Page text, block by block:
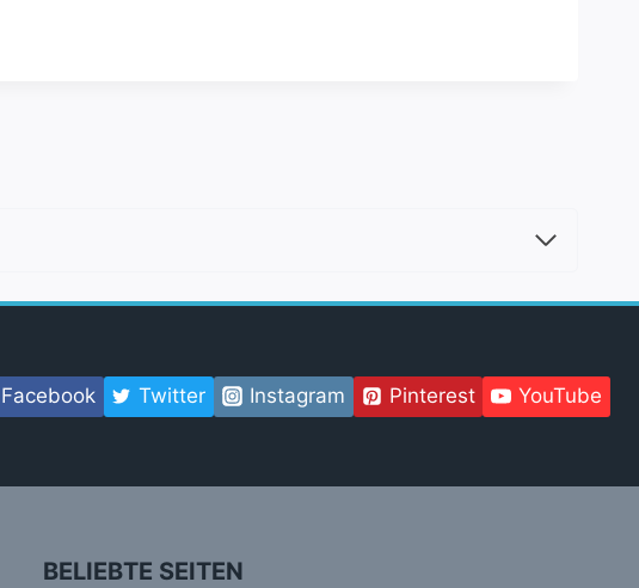
Facebook Twitter Instagram Pinterest YouTube
BELIEBTE SEITEN